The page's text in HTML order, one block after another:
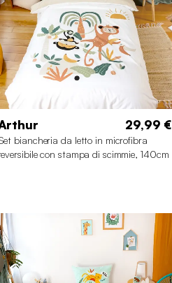
29,99 €
biancheria da letto in microfibra
con stampa di scimmie, 140cm